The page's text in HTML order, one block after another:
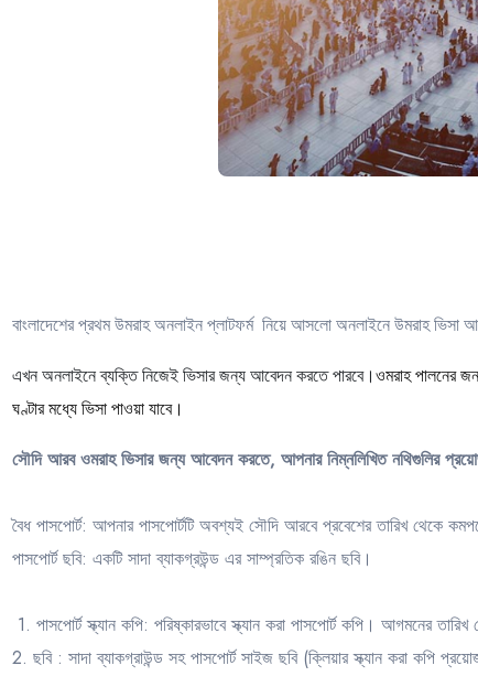
বাংলাদেশের প্রথম উমরাহ অনলাইন প্লাটফর্ম নিয়ে আসলো অনলাইনে উমরাহ ভিসা
এখন অনলাইনে ব্যক্তি নিজেই ভিসার জন্য আবেদন করতে পারবে। ওমরাহ পালনের
ঘণ্টার মধ্যে ভিসা পাওয়া যাবে।
সৌদি আরব ওমরাহ ভিসার জন্য আবেদন করতে, আপনার নিম্নলিখিত নথিগুলির
বৈধ পাসপোর্ট: আপনার পাসপোর্টটি অবশ্যই সৌদি আরবে প্রবেশের তারিখ থেকে
পাসপোর্ট ছবি: একটি সাদা ব্যাকগ্রউন্ড এর সাম্প্রতিক রঙিন ছবি।
1. পাসপোর্ট স্ক্যান কপি: পরিষ্কারভাবে স্ক্যান করা পাসপোর্ট কপি। আগমনের
2. ছবি : সাদা ব্যাকগ্রাউন্ড সহ পাসপোর্ট সাইজ ছবি (ক্লিয়ার স্ক্যান করা কপি